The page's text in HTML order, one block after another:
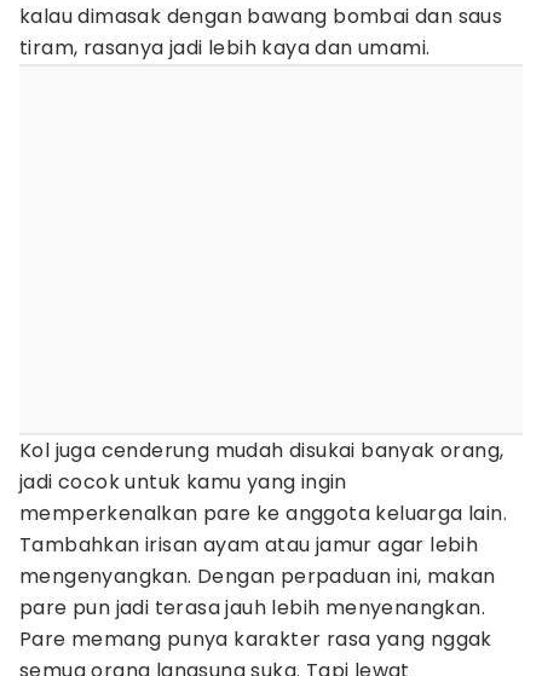
kalau dimasak dengan bawang bombai dan saus
tiram, rasanya jadi lebih kaya dan umami.
Kol juga cenderung mudah disukai banyak orang,
jadi cocok untuk kamu yang ingin
memperkenalkan pare ke anggota keluarga lain.
Tambahkan irisan ayam atau jamur agar lebih
mengenyangkan. Dengan perpaduan ini, makan
pare pun jadi terasa jauh lebih menyenangkan.
Pare memang punya karakter rasa yang nggak